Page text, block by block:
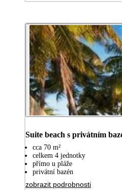
Suite beach s privátním
cca 70 m²
celkem 4 jednotky
přímo u pláže
privátní bazén
zobrazit podrobnosti